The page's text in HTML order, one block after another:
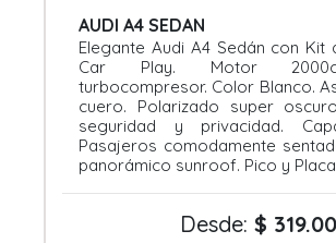
AUDI A4 SEDAN
Elegante Audi A4 Sedán con Kit
Car Play. Motor
turbocompresor. Color Blanco.
cuero. Polarizado super
seguridad y privacidad.
Pasajeros comodamente
panorámico sunroof. Pico y Placa
Desde: $